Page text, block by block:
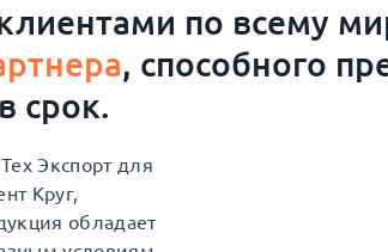
по всему
, способного
срок.
Экспорт для
Круг,
обладает